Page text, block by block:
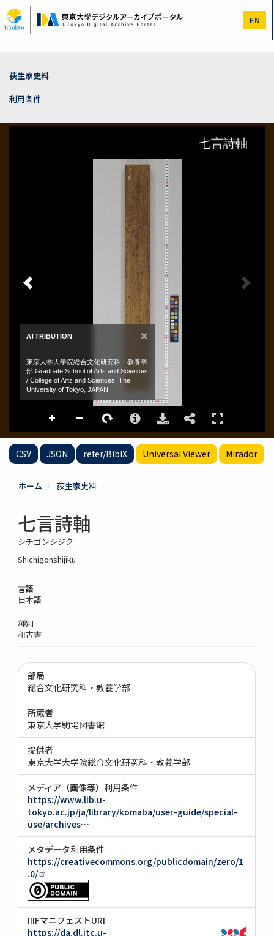
イ
ン
EN
荻生家史料
利用条件
CSV JSON refer/BibIX Universal Viewer Mirador
ホーム 荻生家史料
七言詩軸
シチゴンシジク
Shichigonshijiku
言語
日本語
種別
和古書
部局
総合文化研究科・教養学部
所蔵者
東京大学駒場図書館
提供者
東京大学大学院総合文化研究科・教養学部
メディア（画像等）利用条件
https://www.lib.u-
tokyo.ac.jp/ja/library/komaba/user-guide/special-
use/archives…
メタデータ利用条件
https://creativecommons.org/publicdomain/zero/1
.0/
IIIFマニフェストURI
https://da.dl.itc.u-